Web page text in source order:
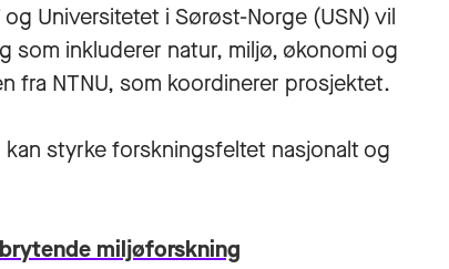
og Universitetet i Sørøst-Norge (USN) vil
som inkluderer natur, miljø, økonomi og
fra NTNU, som koordinerer prosjektet.
kan styrke forskningsfeltet nasjonalt og
miljøforskning